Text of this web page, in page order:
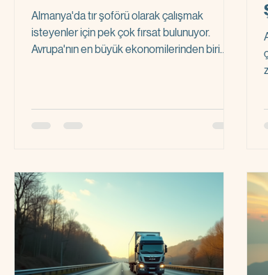
Almanya'da tır şoförü olarak çalışmak
isteyenler için pek çok fırsat bulunuyor.
Avrupa'nın en büyük ekonomilerinden biri
adaylar için cazip bir seçenek haline geliyor.
başvuru süreçlerini detaylı şekilde ele
alacağım. Al